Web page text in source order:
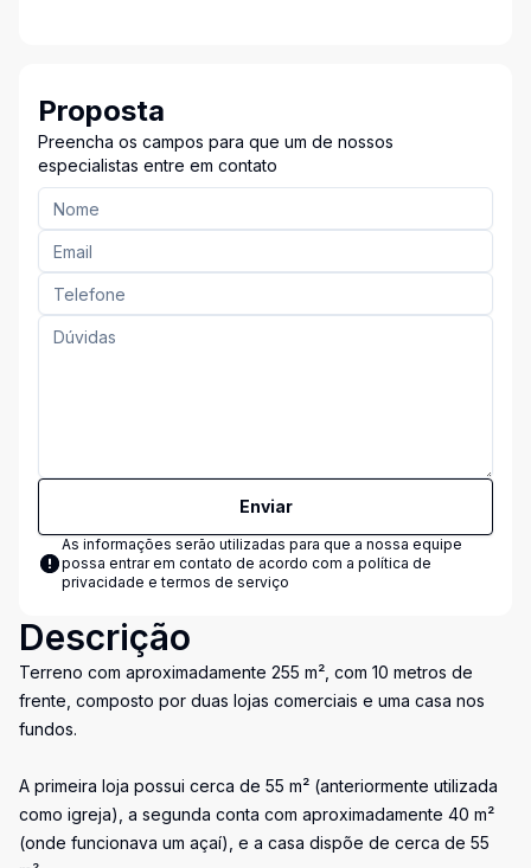
Proposta
Preencha os campos para que um de nossos
especialistas entre em contato
Enviar
As informações serão utilizadas para que a nossa equipe
possa entrar em contato de acordo com a política de
privacidade e termos de serviço
Descrição
Terreno com aproximadamente 255 m², com 10 metros de
frente, composto por duas lojas comerciais e uma casa nos
fundos.
A primeira loja possui cerca de 55 m² (anteriormente utilizada
como igreja), a segunda conta com aproximadamente 40 m²
(onde funcionava um açaí), e a casa dispõe de cerca de 55